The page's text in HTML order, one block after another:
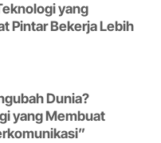
yang
Pintar Bekerja Lebih
Dunia?
yang Membuat